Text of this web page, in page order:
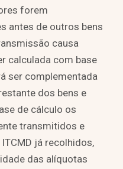
forem
antes de outros bens
causa
calculada com base
ser complementada
dos bens e
de cálculo os
transmitidos e
já recolhidos,
das alíquotas